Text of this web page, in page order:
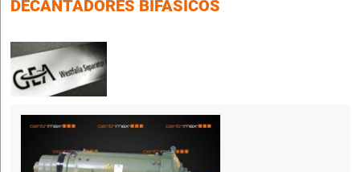
DECANTADORES BIFÁSICOS